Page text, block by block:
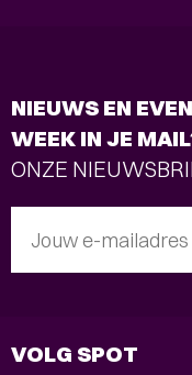
NIEUWS EN
WEEK IN JE
ONZE
Jouw e-mailadres
VOLG SPOT